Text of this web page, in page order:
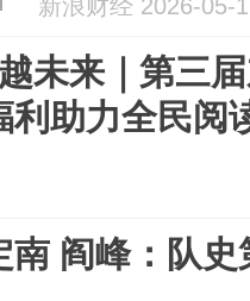
新浪财经 2026-05-
未来｜第三
利助力全民阅
南 阎峰：队